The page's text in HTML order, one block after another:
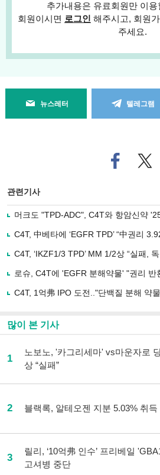
추가내용은 유료회원만 이
회원이시면 로그인 해주시고, 회원
주세요.
뉴스레터 텔레그램
페
이
로
기
사
유
기
트위
터로
관련기사
머크도 "TPD-ADC", C4T와 항암신약
C4T, 中베타에 ‘EGFR TPD’ “中권리
C4T, ‘IKZF1/3 TPD’ MM 1/2상 “실패,
로슈, C4T에 'EGFR 분해약물' "권리 반
C4T, 1억弗 IPO 도전.."단백질 분해 약
많이 본 기사
1
노보노, '카그리세마' vs마운자로
상 “실패”
2 블랙록, 알테오젠 지분 5.03% 취득
3
릴리, ‘10억弗 인수’ 프리베일
고셔병 중단